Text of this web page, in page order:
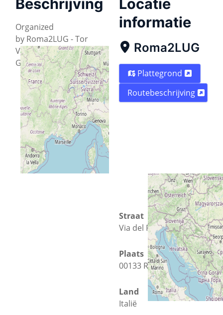
Beschrijving
Organized
by Roma2LUG - Tor
Vergata Linux Users
Group
Locatie
informatie
Roma2LUG
Plattegrond
Routebeschrijving
Straat
Via del Politecnico 1
Plaats
00133 Rome
Land
Italië